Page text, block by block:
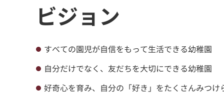
ビジョン
すべての園児が自信をもって生活できる幼稚園
自分だけでなく、友だちを大切にできる幼稚園
好奇心を育み、自分の「好き」をたくさんみつけ